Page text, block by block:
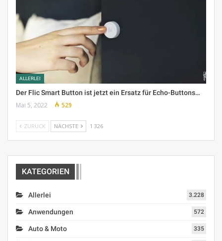
ALLERLEI
Der Flic Smart Button ist jetzt ein Ersatz für Echo-Buttons…
Mai 5, 2022 529
ZURÜCK NÄCHSTE 1 326
KATEGORIEN
Allerlei 3.228
Anwendungen 572
Auto & Moto 335